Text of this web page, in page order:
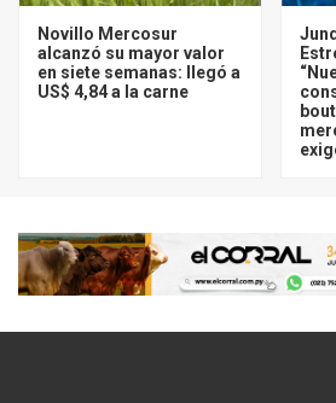
Novillo Mercosur
alcanzó su mayor valor
en siete semanas: llegó a
US$ 4,84 a la carne